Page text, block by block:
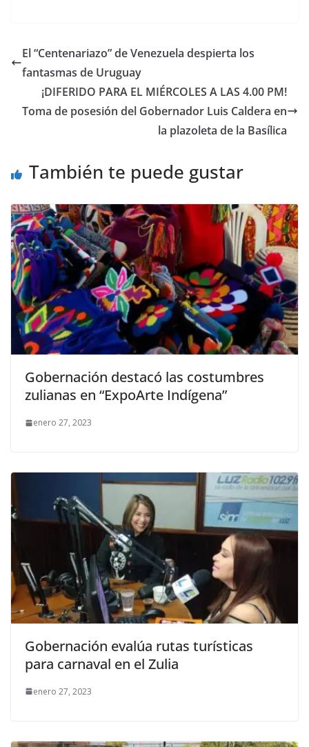
El “Centenariazo” de Venezuela despierta los
fantasmas de Uruguay
¡DIFERIDO PARA EL MIÉRCOLES A LAS 4.00 PM!
Toma de posesión del Gobernador Luis Caldera en
la plazoleta de la Basílica
También te puede gustar
Gobernación destacó las costumbres
zulianas en “ExpoArte Indígena”
enero 27, 2023
Gobernación evalúa rutas turísticas
para carnaval en el Zulia
enero 27, 2023